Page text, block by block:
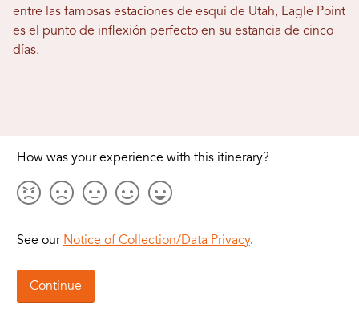
entre las famosas estaciones de esquí de Utah, Eagle Point
es el punto de inflexión perfecto en su estancia de cinco
días.